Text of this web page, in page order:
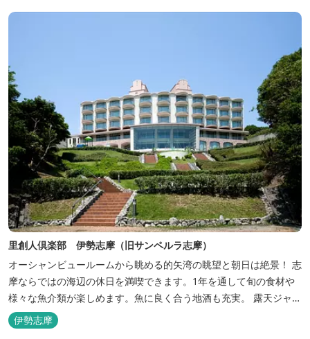
料金】 一日一組様１棟貸し（定員５名） 一...
里創人倶楽部 伊勢志摩（旧サンペルラ志摩）
オーシャンビュールームから眺める的矢湾の眺望と朝日は絶景！ 志
摩ならではの海辺の休日を満喫できます。1年を通して旬の食材や
様々な魚介類が楽しめます。魚に良く合う地酒も充実。 露天ジャク
ジーや、本格エステがあるのも女性には嬉しい！ 最高級のリゾート
ホテル「里創人倶楽部 伊勢志摩」にぜひお越しください。
伊勢志摩